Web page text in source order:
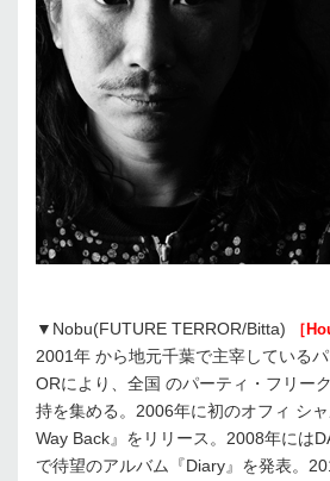
▼Nobu(FUTURE TERROR/Bitta) ［
2001年 から地元千葉で主宰している
ORにより、全国 のパーティ・フリー
持を集める。2006年に初のオフィ シ
Way Back』をリリース。2008年には
で待望のアルバム『Diary』を発表。